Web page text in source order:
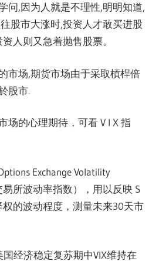
问,因为人就是不理性,明明知道,
股市大涨时,投资人才敢买进股
人则又急着抛售股票。
市场,期货市场由于采取槓桿倍
股市.
场的心理期待，可看 V l X 指
Exchange Volatility
易所波动率指数），用以反映 S
的波动程度，测量未来30天市
经济稳定复苏期中VIX维持在